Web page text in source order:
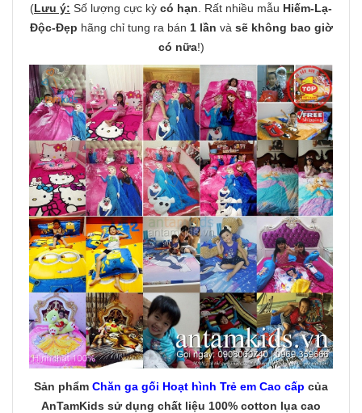
(Lưu ý: Số lượng cực kỳ có hạn . Rất nhiều mẫu Hiếm-Lạ-
Độc-Đẹp hãng chỉ tung ra bán 1 lần và sẽ không bao giờ
có nữa!)
Sản phẩm Chăn ga gối Hoạt hình Trẻ em Cao cấp của
AnTamKids sử dụng chất liệu 100% cotton lụa cao